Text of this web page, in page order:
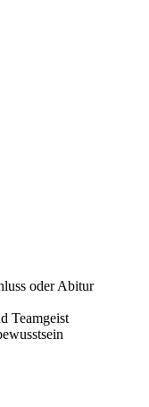
oder Abitur
Teamgeist